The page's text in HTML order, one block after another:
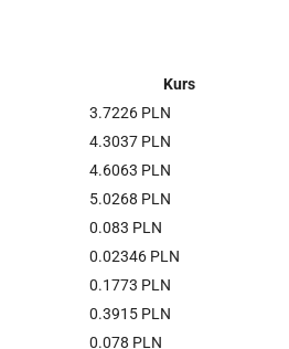
Kurs
3.7226 PLN
4.3037 PLN
4.6063 PLN
5.0268 PLN
0.083 PLN
0.02346 PLN
0.1773 PLN
0.3915 PLN
0.078 PLN